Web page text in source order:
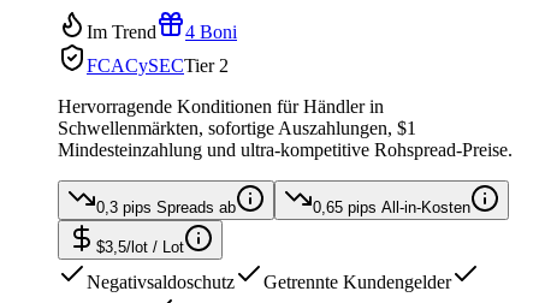
Im Trend
4 Boni
FCACySECTier 2
Hervorragende Konditionen für Händler in
Schwellenmärkten, sofortige Auszahlungen, $1
Mindesteinzahlung und ultra-kompetitive Rohspread-Preise.
0,3 pips Spreads ab 0,65 pips All-in-Kosten
$3,5/lot / Lot
Negativsaldoschutz
Getrennte Kundengelder